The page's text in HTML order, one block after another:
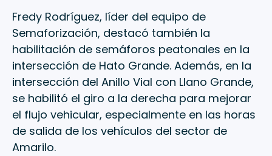
Fredy Rodríguez, líder del equipo de
Semaforización, destacó también la
habilitación de semáforos peatonales en la
intersección de Hato Grande. Además, en la
intersección del Anillo Vial con Llano Grande,
se habilitó el giro a la derecha para mejorar
el flujo vehicular, especialmente en las horas
de salida de los vehículos del sector de
Amarilo.